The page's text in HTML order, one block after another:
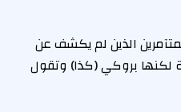
الذين لم يكشف عن
لكنها بروكي (كذا) وتقول